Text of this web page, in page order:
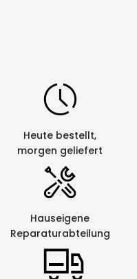
Heute bestellt,
morgen geliefert
Hauseigene
Reparaturabteilung